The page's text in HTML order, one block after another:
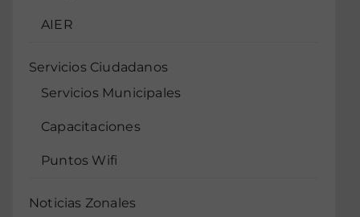
AIER
Servicios Ciudadanos
Servicios Municipales
Capacitaciones
Puntos Wifi
Noticias Zonales